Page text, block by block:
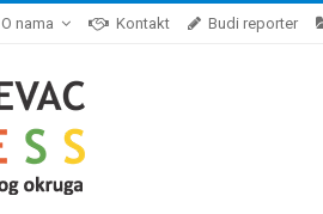
O nama Kontakt Budi reporter